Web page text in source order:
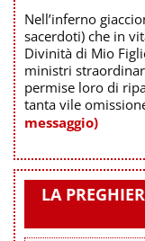
Nell’inferno
sacerdoti) che in
Divinità di Mio
ministri
permise loro di
tanta vile
messaggio)
LA